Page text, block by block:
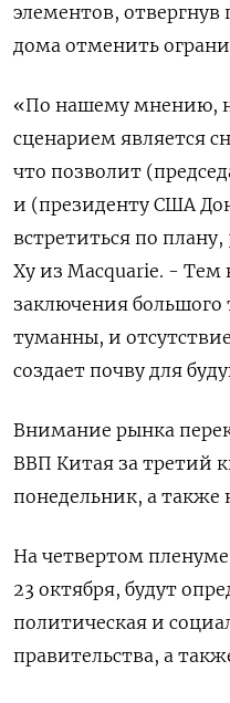
элементов,
дома отменить
«По нашему мнению,
сценарием является
что позволит
и (президенту США
встретиться по
Ху из Macquarie. - Тем
заключения большого
туманны, и
создает почву для
Внимание рынка
ВВП Китая за третий
понедельник, а
На четвертом
23 октября, будут
политическая и
правительства, а